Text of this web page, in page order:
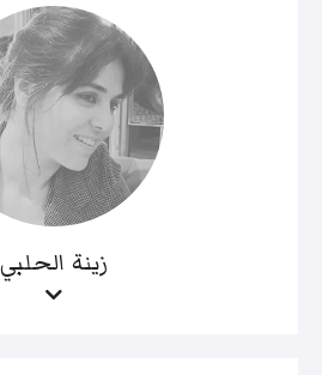
زينة الحلبي